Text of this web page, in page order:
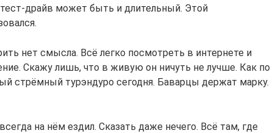
драйв может быть и длительный. Этой
нет смысла. Всё легко посмотреть в интернете и
Скажу лишь, что в живую он ничуть не лучше. Как по
стрёмный турэндуро сегодня. Баварцы держат марку.
на нём ездил. Сказать даже нечего. Всё там, где